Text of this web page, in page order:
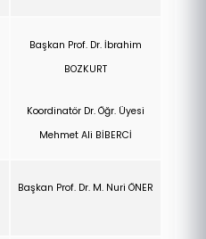
Başkan Prof. Dr. İbrahim
BOZKURT
Koordinatör Dr. Öğr. Üyesi
Mehmet Ali BİBERCİ
Başkan Prof. Dr. M. Nuri ÖNER